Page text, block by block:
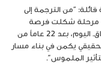
“من الترجمة إلى
كل مرحلة شكلت فرصة
لاكتساب مهارات جديدة وتوسيع الآفاق. اليوم، بعد 22 عاماً من
يكمن في بناء مسار
الملموس”.